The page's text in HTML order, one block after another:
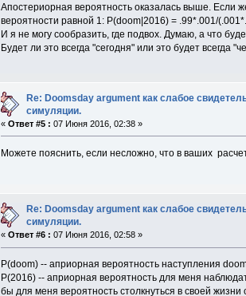
Апостериорная вероятность оказалась выше. Если
вероятности равной 1: P(doom|2016) = .99*.001/
И я не могу сообразить, где подвох. Думаю, а что
Будет ли это всегда "сегодня" или это будет всегда
Re: Doomsday argument как слабое
симуляции.
« Ответ #5 : 07 Июня 2016, 02:38 »
Можете пояснить, если несложно, что в ваших
Re: Doomsday argument как слабое
симуляции.
« Ответ #6 : 07 Июня 2016, 02:58 »
P(doom) -- априорная вероятность наступления
P(2016) -- априорная вероятность для меня
бы для меня вероятность столкнуться в своей жизни